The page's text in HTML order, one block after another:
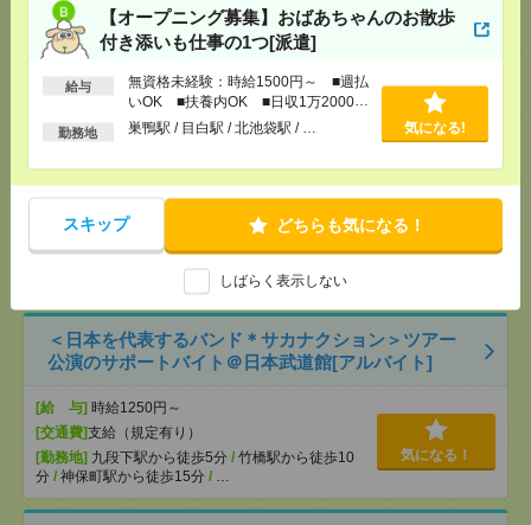
【オープニング募集】おばあちゃんのお散歩
付き添いも仕事の1つ[派遣]
給与
無資格未経験：時給1500円～ ■週払
いOK ■扶養内OK ■日収1万2000円
以上
勤務地 巣鴨駅 / 目白駅 / 北池袋駅 / … 気になる!
スキップ どちらも気になる！
しばらく表示しない
[交通費]
交通費支給あり
[月収例]
30万円～
14分
【シフト自由・現金手渡しOK】iPhoneなどスマホの
充電を繋げるだけ！[派遣]
[給 与]時給1414円～ ▼日払いOK（規定あ
り） ■初勤務手当あり ※規定による
＜日本を代表するバンド＊サカナクション＞ツアー
公演のサポートバイト＠日本武道館[アルバイト]
[給 与] 時給1250円～
[交通費]支給（規定有り）
[勤務地] 九段下駅から徒歩5分 / 竹橋駅から徒歩10
分 / 神保町駅から徒歩15分 / …
気になる！